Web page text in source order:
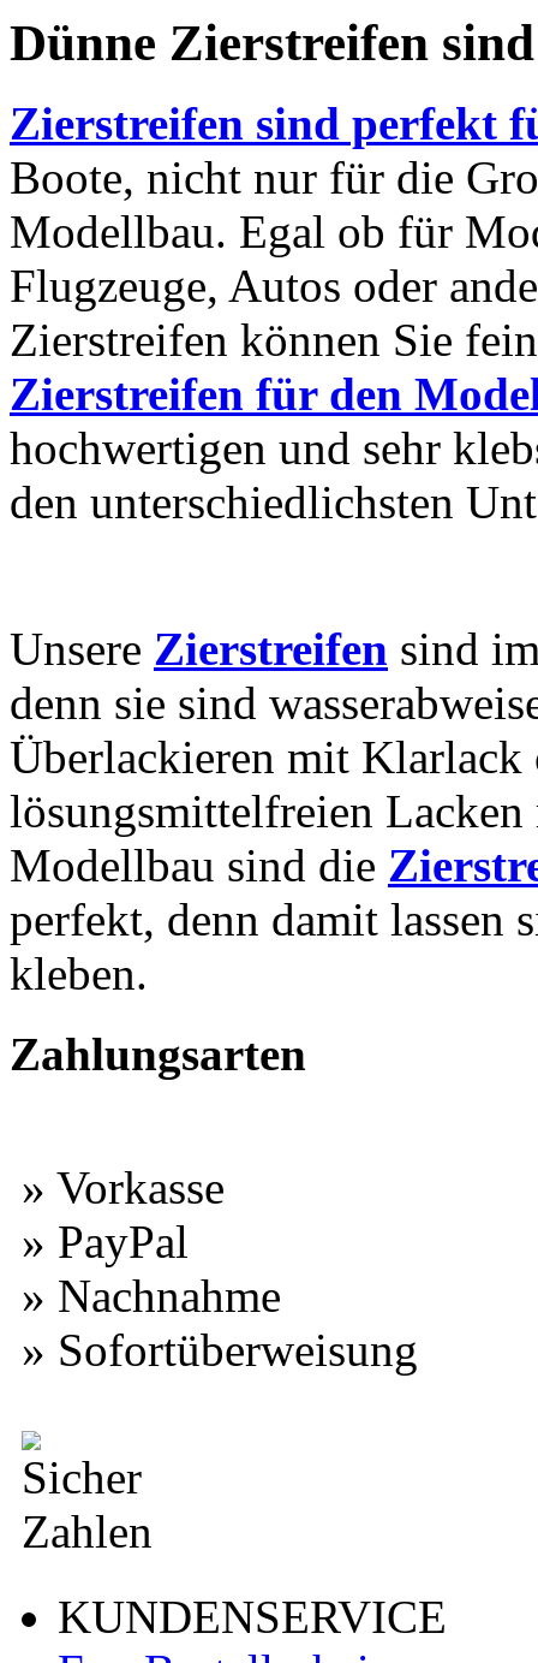
Dünne Zierstreifen
Zierstreifen sind perfekt
Boote, nicht nur für die
Modellbau. Egal ob für
Flugzeuge, Autos oder
Zierstreifen können Sie
Zierstreifen für den
hochwertigen und sehr
den unterschiedlichsten
Unsere Zierstreifen sind
denn sie sind
Überlackieren mit Klarlack
lösungsmittelfreien
Modellbau sind die
perfekt, denn damit lassen
kleben.
Zahlungsarten
» Vorkasse
» PayPal
» Nachnahme
» Sofortüberweisung
KUNDENSERVICE